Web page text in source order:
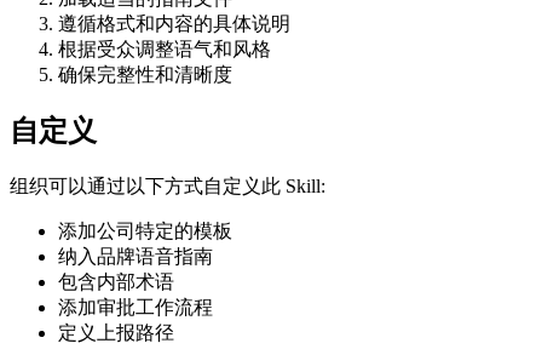
遵循格式和内容的具体说明
根据受众调整语气和风格
确保完整性和清晰度
自定义
组织可以通过以下方式自定义此 Skill:
添加公司特定的模板
纳入品牌语音指南
包含内部术语
添加审批工作流程
定义上报路径